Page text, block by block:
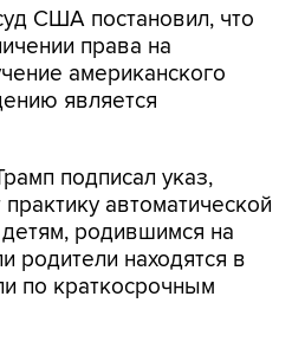
США постановил, что
права на
американского
является
подписал указ,
автоматической
родившимся на
родители находятся в
по краткосрочным